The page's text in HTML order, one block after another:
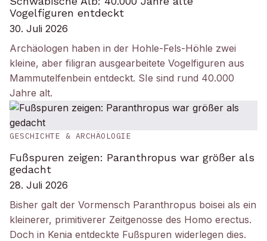
Vogelfiguren entdeckt
30. Juli 2026
Archäologen haben in der Hohle-Fels-Höhle zwei
kleine, aber filigran ausgearbeitete Vogelfiguren aus
Mammutelfenbein entdeckt. SIe sind rund 40.000
Jahre alt.
GESCHICHTE & ARCHÄOLOGIE
Fußspuren zeigen: Paranthropus war größer als
gedacht
28. Juli 2026
Bisher galt der Vormensch Paranthropus boisei als ein
kleinerer, primitiverer Zeitgenosse des Homo erectus.
Doch in Kenia entdeckte Fußspuren widerlegen dies.